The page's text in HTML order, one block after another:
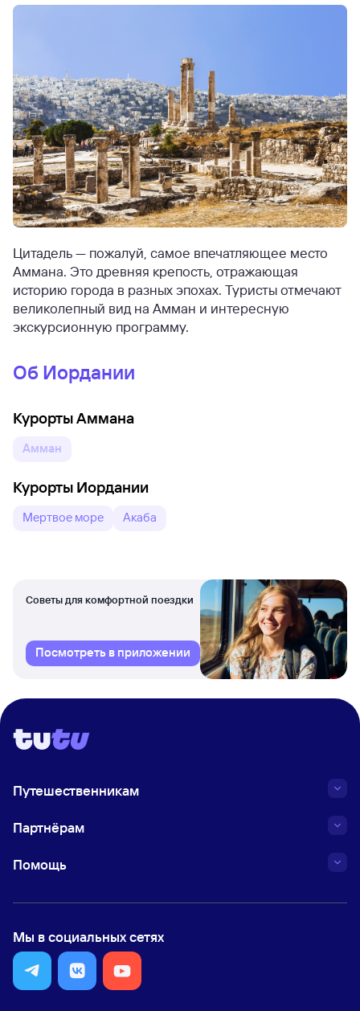
Цитадель — пожалуй, самое впечатляющее место
Аммана. Это древняя крепость, отражающая
историю города в разных эпохах. Туристы отмечают
великолепный вид на Амман и интересную
экскурсионную программу.
Об Иордании
Курорты Аммана
Амман
Курорты Иордании
Мертвое море Акаба
Советы для комфортной поездки
Посмотреть в приложении
Путешественникам
Партнёрам
Помощь
Мы в социальных сетях